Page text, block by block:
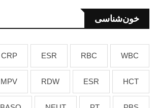
خون‌شناسی
WBC
RBC
ESR
CRP
HCT
ESR
RDW
MPV